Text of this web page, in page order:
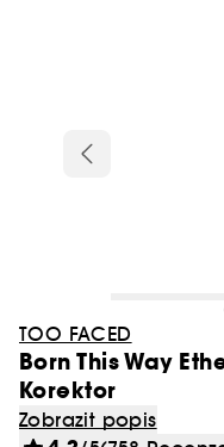
TOO FACED
Born This Way
Korektor
Zobrazit popis